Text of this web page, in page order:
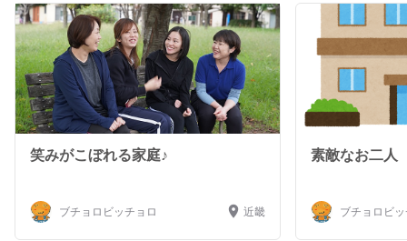
ってみたいと思ってます♪ もっと気軽に幅広く、その人ら
しさと向き合える時間を共有したいと思っています。(*´ω
｀*) ちなみに いつもの介護職モードはOFFになります
（笑） 2026年 ※水曜で活動したいです😊
笑みがこぼれる家庭♪
ブチョロビッチョロ 近畿
素敵なお二人
ブチョロビ